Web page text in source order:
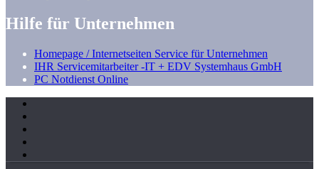
Hilfe für Unternehmen
Homepage / Internetseiten Service für Unternehmen
IHR Servicemitarbeiter -IT + EDV Systemhaus GmbH
PC Notdienst Online